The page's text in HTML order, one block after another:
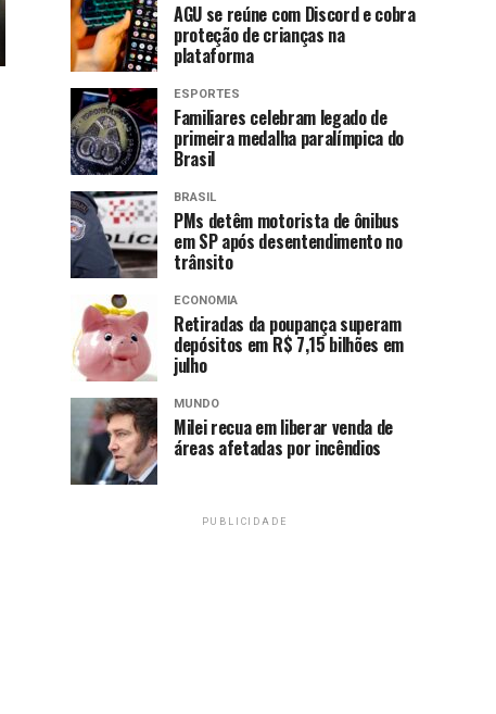
AGU se reúne com Discord e cobra
proteção de crianças na
plataforma
ESPORTES
Familiares celebram legado de
primeira medalha paralímpica do
Brasil
BRASIL
PMs detêm motorista de ônibus
em SP após desentendimento no
trânsito
ECONOMIA
Retiradas da poupança superam
depósitos em R$ 7,15 bilhões em
julho
MUNDO
Milei recua em liberar venda de
áreas afetadas por incêndios
PUBLICIDADE